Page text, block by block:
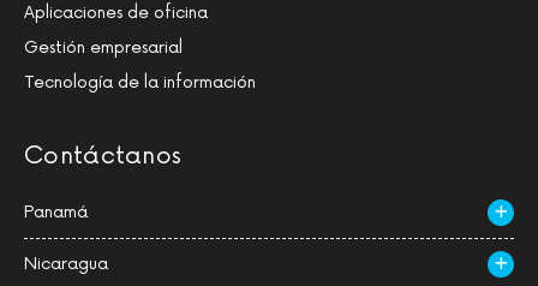
Aplicaciones de oficina
Gestión empresarial
Tecnología de la información
Contáctanos
Panamá
Nicaragua